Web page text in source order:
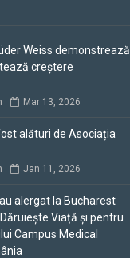
Weiss demonstrează
creștere
Mar 13, 2026
alături de Asociația
Jan 11, 2026
alergat la Bucharest
Viață și pentru
Campus Medical